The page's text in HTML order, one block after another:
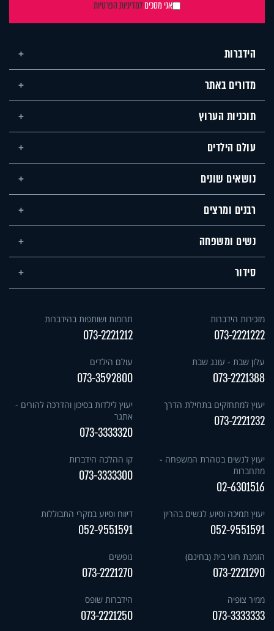
אני מסכיםלמדיניות הפרטיות
הידברות
מדורים באתר
תוכניות הערוץ
עולם הילדים
נושאים שונים
רבנים ומרצים
נשים ומשפחה
סידור
מזכירות הידברות
073-2221222
תרומות ושותפות בהידברות
073-2221212
עלון שבת - עונג שבת
073-2221388
עולם הילדים
073-3592800
יעוץ למתחזקים בתחילת הדרך
073-2221232
יעוץ לילדות בסיכון והדרכה להורים -
אתגר
073-3333320
יעוץ לנשים בטהרת המשפחה -
מתחברות
02-6301516
קו ההלכה הידברות
073-3333300
יעוץ תמיכה וסיוע לנשים בהריון
052-9551591
דיווח וסיוע במקרי התבוללות
052-9551591
הזמנת חוגי בית (בחינם)
073-2221290
נופשים
073-2221270
ממיר צופיה
073-3333333
הידברות שופס
073-2221250